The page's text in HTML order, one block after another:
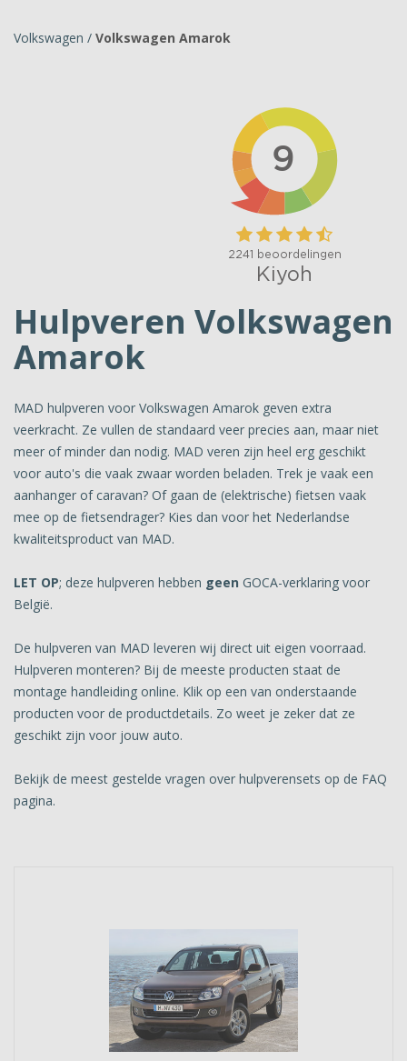
Volkswagen / Volkswagen Amarok
Hulpveren Volkswagen
Amarok
MAD hulpveren voor Volkswagen Amarok geven extra
veerkracht. Ze vullen de standaard veer precies aan, maar niet
meer of minder dan nodig. MAD veren zijn heel erg geschikt
voor auto's die vaak zwaar worden beladen. Trek je vaak een
aanhanger of caravan? Of gaan de (elektrische) fietsen vaak
mee op de fietsendrager? Kies dan voor het Nederlandse
kwaliteitsproduct van MAD.
LET OP; deze hulpveren hebben geen GOCA-verklaring voor
België.
De hulpveren van MAD leveren wij direct uit eigen voorraad.
Hulpveren monteren? Bij de meeste producten staat de
montage handleiding online. Klik op een van onderstaande
producten voor de productdetails. Zo weet je zeker dat ze
geschikt zijn voor jouw auto.
Bekijk de meest gestelde vragen over hulpverensets op de FAQ
pagina.